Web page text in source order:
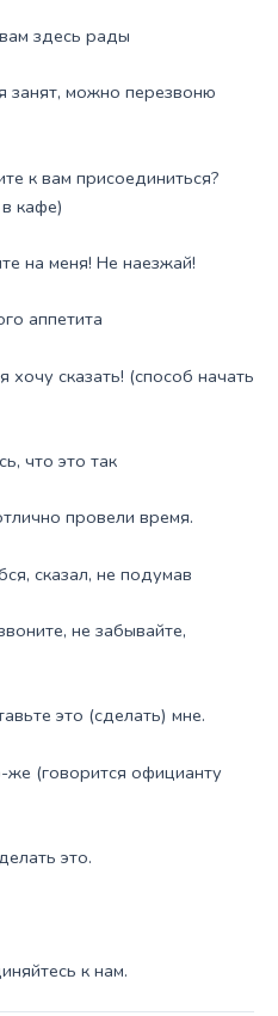
здесь рады
занят, можно перезвоню
к вам присоединиться?
кафе)
на меня! Не наезжай!
аппетита
хочу сказать! (способ начать
что это так
провели время.
сказал, не подумав
не забывайте,
это (сделать) мне.
(говорится официанту
это.
к нам.